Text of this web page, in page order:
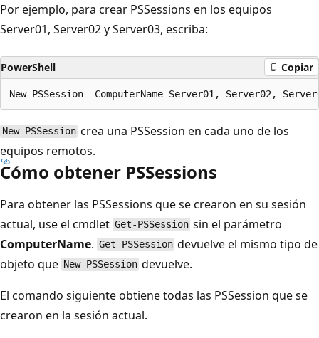
Por ejemplo, para crear PSSessions en los equipos
Server01, Server02 y Server03, escriba:
PowerShell Copiar
New-PSSession crea una PSSession en cada uno de los
equipos remotos.
Cómo obtener PSSessions
Para obtener las PSSessions que se crearon en su sesión
actual, use el cmdlet Get-PSSession sin el parámetro
ComputerName. Get-PSSession devuelve el mismo tipo de
objeto que New-PSSession devuelve.
El comando siguiente obtiene todas las PSSession que se
crearon en la sesión actual.